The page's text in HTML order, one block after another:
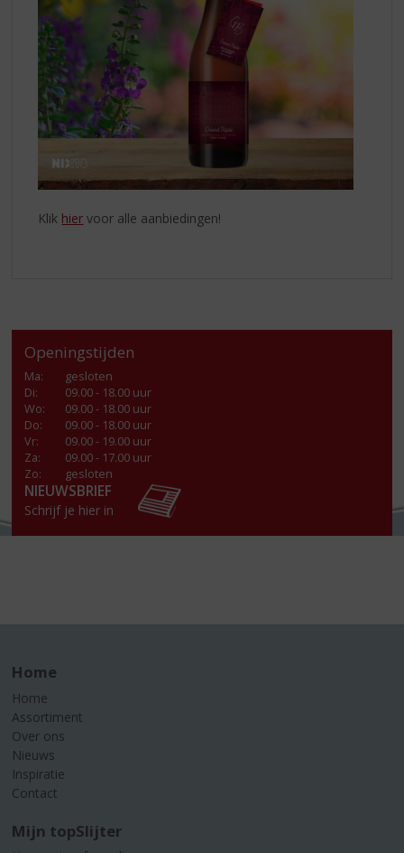
Klik hier voor alle aanbiedingen!
Openingstijden
Ma:
gesloten
Di:
09.00 - 18.00 uur
Wo:
09.00 - 18.00 uur
Do:
09.00 - 18.00 uur
Vr:
09.00 - 19.00 uur
Za:
09.00 - 17.00 uur
Zo:
gesloten
NIEUWSBRIEF
Schrijf je hier in
Home
Home
Assortiment
Over ons
Nieuws
Inspiratie
Contact
Mijn topSlijter